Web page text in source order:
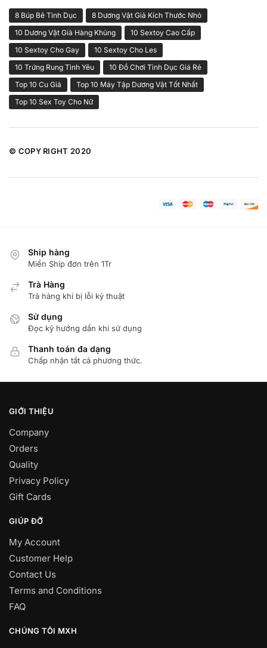
8 Búp Bê Tình Dục
8 Dương Vật Giả Kích Thước Nhỏ
10 Dương Vật Giả Hàng Khủng
10 Sextoy Cao Cấp
10 Sextoy Cho Gay
10 Sextoy Cho Les
10 Trứng Rung Tình Yêu
10 Đồ Chơi Tình Dục Giá Rẻ
Top 10 Cu Giả
Top 10 Máy Tập Dương Vật Tốt Nhất
Top 10 Sex Toy Cho Nữ
© COPY RIGHT 2020
Ship hàng
Miển Ship đơn trên 1Tr
Trà Hàng
Trả hàng khi bị lỗi kỷ thuật
Sử dụng
Đọc kỹ hướng dẩn khi sử dụng
Thanh toán đa dạng
Chấp nhận tất cả phương thức.
GIỚI THIỆU
Company
Orders
Quality
Privacy Policy
Gift Cards
GIÚP ĐỠ
My Account
Customer Help
Contact Us
Terms and Conditions
FAQ
CHÚNG TÔI MXH